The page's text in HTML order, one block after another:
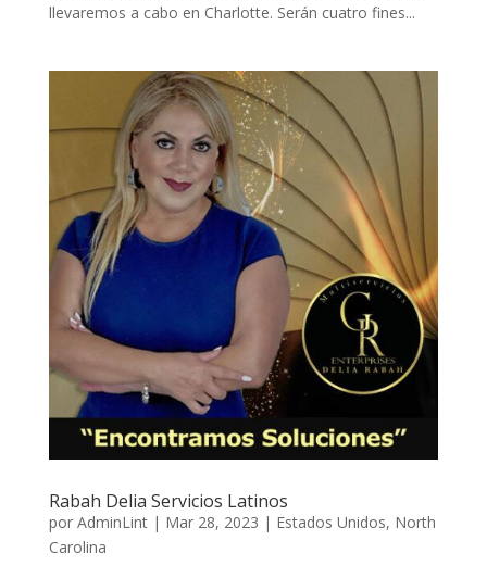
llevaremos a cabo en Charlotte. Serán cuatro fines...
Rabah Delia Servicios Latinos
por AdminLint| Mar 28, 2023 | Estados Unidos, North
Carolina